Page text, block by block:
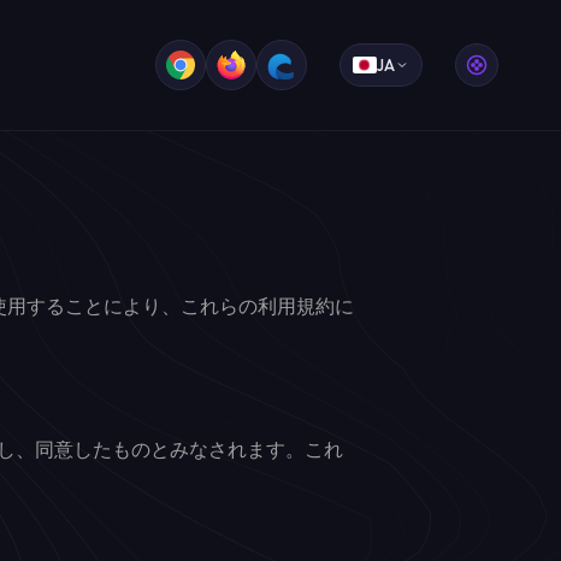
JA
することにより、これらの利用規約に
、同意したものとみなされます。これ